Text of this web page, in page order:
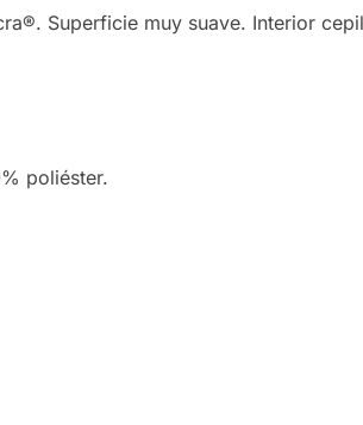
Superficie muy suave. Interior
poliéster.